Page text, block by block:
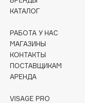
Cottolina
Cunzite
КАТАЛОГ
РАБОТА У НАС
МАГАЗИНЫ
КОНТАКТЫ
ПОСТАВЩИКАМ
АРЕНДА
VISAGE PRO